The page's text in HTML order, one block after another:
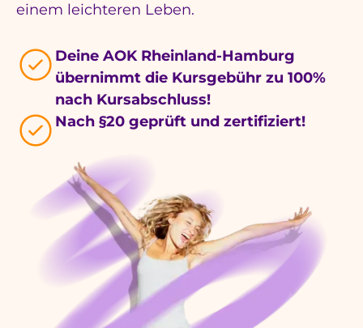
einem leichteren Leben.
Deine AOK Rheinland-Hamburg
übernimmt die Kursgebühr zu 100%
nach Kursabschluss!
Nach §20 geprüft und zertifiziert!